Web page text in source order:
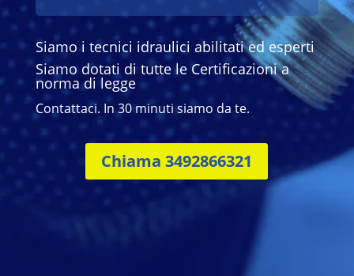
Siamo i tecnici idraulici abilitati ed esperti
Siamo dotati di tutte le Certificazioni a
norma di legge
Contattaci. In 30 minuti siamo da te.
Chiama 3492866321